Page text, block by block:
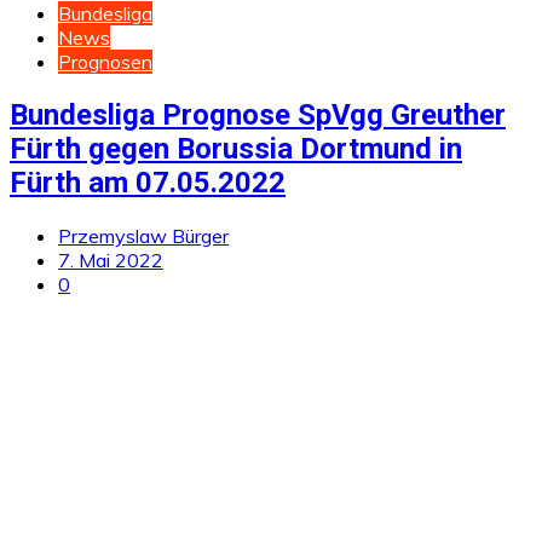
Bundesliga
News
Prognosen
Bundesliga Prognose SpVgg Greuther
Fürth gegen Borussia Dortmund in
Fürth am 07.05.2022
Przemyslaw Bürger
7. Mai 2022
0